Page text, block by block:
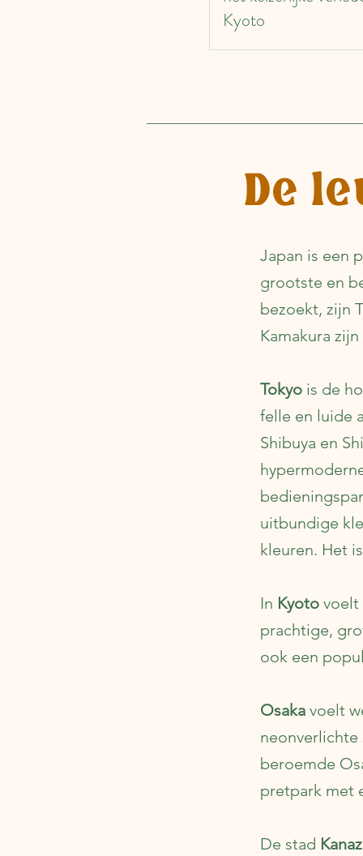
Kyoto
De
Japan is een
grootste en
bezoekt, zijn
Kamakura
Tokyo is de
felle en luide
Shibuya en
uitbundige
kleuren. Het
In Kyoto voelt
prachtige,
ook een
Osaka voelt
beroemde
pretpark met
De stad